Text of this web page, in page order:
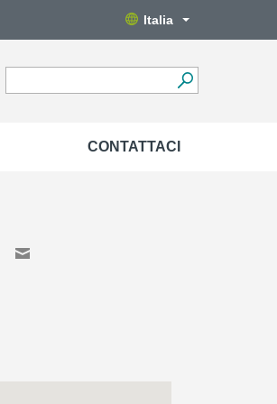
Italia
CONTATTACI